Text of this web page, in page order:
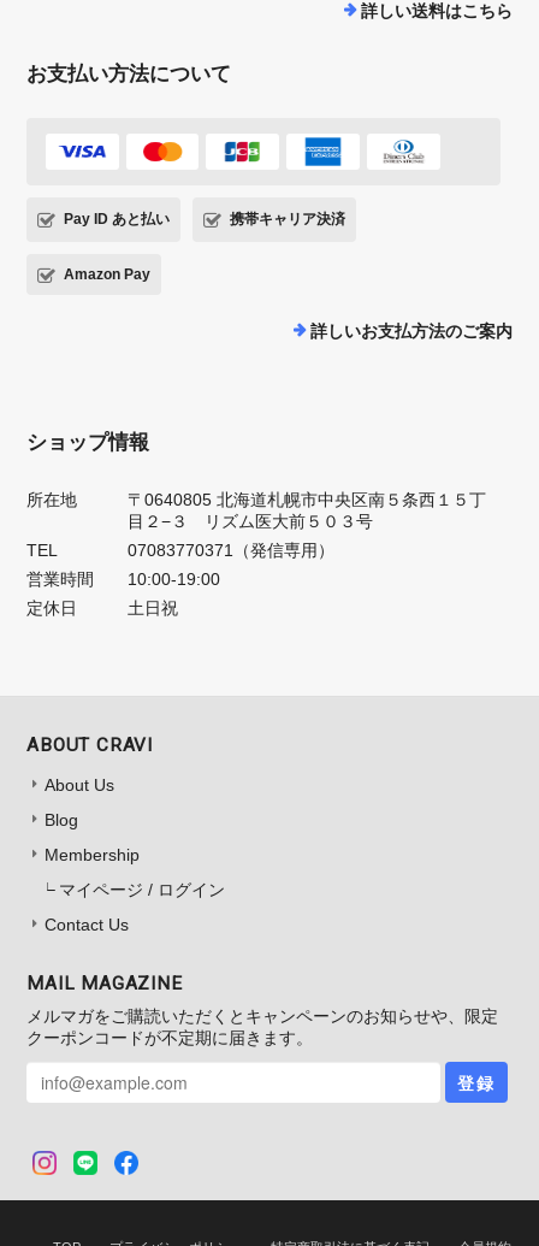
詳しい送料はこちら
お支払い方法について
Pay ID あと払い 携帯キャリア決済
Amazon Pay
詳しいお支払方法のご案内
ショップ情報
所在地
〒0640805 北海道札幌市中央区南５条西１５丁
目２−３ リズム医大前５０３号
TEL
07083770371（発信専用）
営業時間
10:00-19:00
定休日
土日祝
ABOUT CRAVI
About Us
Blog
Membership
マイページ / ログイン
Contact Us
MAIL MAGAZINE
メルマガをご購読いただくとキャンペーンのお知らせや、限定
クーポンコードが不定期に届きます。
登録